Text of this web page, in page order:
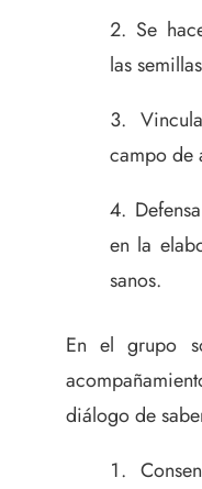
Se
las
campo de
en la
sanos.
En el grupo
diálogo de